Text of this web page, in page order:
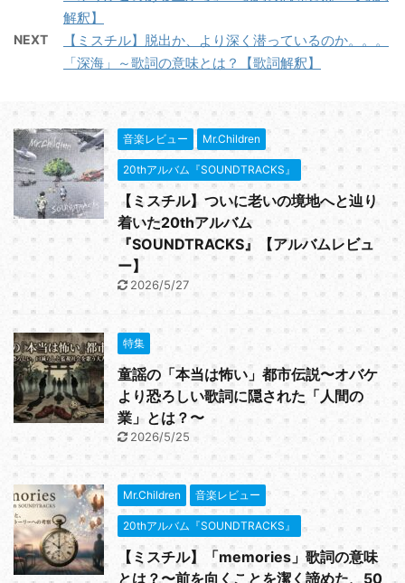
解釈】
NEXT
【ミスチル】脱出か、より深く潜っているのか。。。
「深海」～歌詞の意味とは？【歌詞解釈】
音楽レビュー Mr.Children
20thアルバム『SOUNDTRACKS』
【ミスチル】ついに老いの境地へと辿り
着いた20thアルバム
『SOUNDTRACKS』【アルバムレビュ
ー】
2026/5/27
特集
童謡の「本当は怖い」都市伝説〜オバケ
より恐ろしい歌詞に隠された「人間の
業」とは？〜
2026/5/25
Mr.Children 音楽レビュー
20thアルバム『SOUNDTRACKS』
【ミスチル】「memories」歌詞の意味
とは？〜前を向くことを潔く諦めた、50